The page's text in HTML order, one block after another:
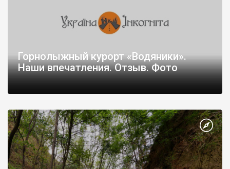
Горнолыжный курорт «Водяники».
Наши впечатления. Отзыв. Фото